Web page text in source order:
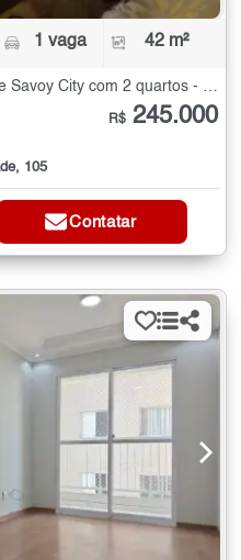
1 vaga 42 m²
Apartamento à Venda no Parque Savoy City com 2 quartos - 42 m²
105
R$ 245.000
Contatar